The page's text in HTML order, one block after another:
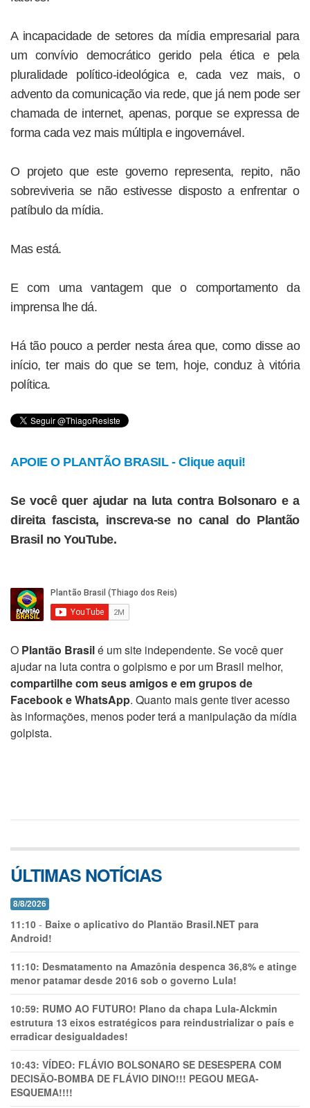
A incapacidade de setores da mídia empresarial para
um convívio democrático gerido pela ética e pela
pluralidade político-ideológica e, cada vez mais, o
advento da comunicação via rede, que já nem pode ser
chamada de internet, apenas, porque se expressa de
forma cada vez mais múltipla e ingovernável.
O projeto que este governo representa, repito, não
sobreviveria se não estivesse disposto a enfrentar o
patíbulo da mídia.
Mas está.
E com uma vantagem que o comportamento da
imprensa lhe dá.
Há tão pouco a perder nesta área que, como disse ao
início, ter mais do que se tem, hoje, conduz à vitória
política.
APOIE O PLANTÃO BRASIL - Clique aqui!
Se você quer ajudar na luta contra Bolsonaro e a
direita fascista, inscreva-se no canal do Plantão
Brasil no YouTube.
O Plantão Brasilé um site independente. Se você quer
ajudar na luta contra o golpismo e por um Brasil melhor,
compartilhe com seus amigos e em grupos de
Facebook e WhatsApp. Quanto mais gente tiver acesso
às informações, menos poder terá a manipulação da mídia
golpista.
ÚLTIMAS NOTÍCIAS
8/8/2026
11:10 - Baixe o aplicativo do Plantão Brasil.NET para
Android!
11:10: Desmatamento na Amazônia despenca 36,8% e atinge
menor patamar desde 2016 sob o governo Lula!
10:59: RUMO AO FUTURO! Plano da chapa Lula-Alckmin
estrutura 13 eixos estratégicos para reindustrializar o país e
erradicar desigualdades!
10:43: VÍDEO: FLÁVIO BOLSONARO SE DESESPERA COM
DECISÃO-BOMBA DE FLÁVIO DINO!!! PEGOU MEGA-
ESQUEMA!!!!